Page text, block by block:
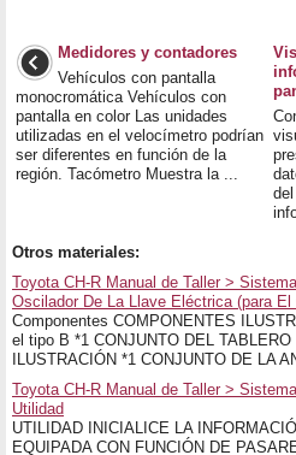
Medidores y contadores
Vehículos con pantalla
monocromática Vehículos con
pantalla en color Las unidades
utilizadas en el velocímetro podrían
ser diferentes en función de la
región. Tacómetro Muestra la ...
Otros materiales:
Toyota CH-R Manual de Taller >
Oscilador De La Llave Eléctrica (para
Componentes COMPONENTES
el tipo B *1 CONJUNTO DEL
ILUSTRACIÓN *1 CONJUNTO DE LA
Toyota CH-R Manual de Taller >
Utilidad
UTILIDAD INICIALICE LA
EQUIPADA CON FUNCIÓN DE